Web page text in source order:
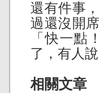
還有件事
過還沒開
「快一點
了，有人
相關文章